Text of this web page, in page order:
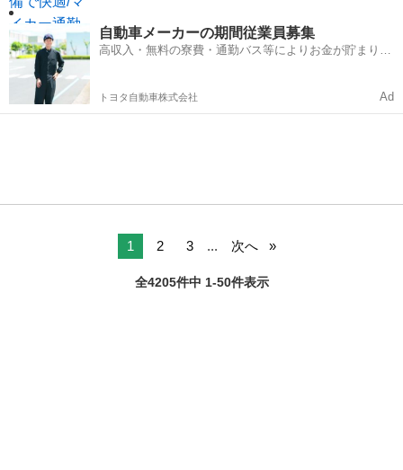
自動車メーカーの期間従業員募集
高収入・無料の寮費・通勤バス等によりお金が貯まりや
トヨタ自動車株式会社 Ad
1 2 3 ... 次へ
全4205件中 1-50件表示